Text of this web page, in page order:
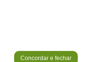
Concordar e fechar